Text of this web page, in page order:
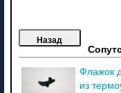
Флажок
из